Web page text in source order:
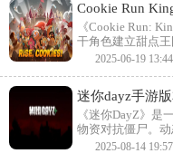
Cookie Run
《Cookie Run:
干角色建立甜点
绊触发特殊技能
2025-06-19
迷你dayz手游
《迷你DayZ》是
物资对抗僵尸。
饥饿与健康状态
2025-08-14